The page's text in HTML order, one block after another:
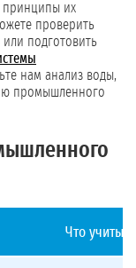
принципы их
проверить
подготовить
нам анализ воды,
промышленного
Что